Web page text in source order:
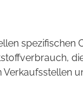
spezifischen